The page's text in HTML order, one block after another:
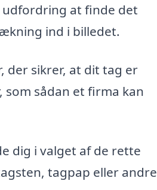
at finde det
ind i billedet.
der sikrer, at dit tag er
sådan et firma kan
dig i valget af de rette
tagpap eller andre